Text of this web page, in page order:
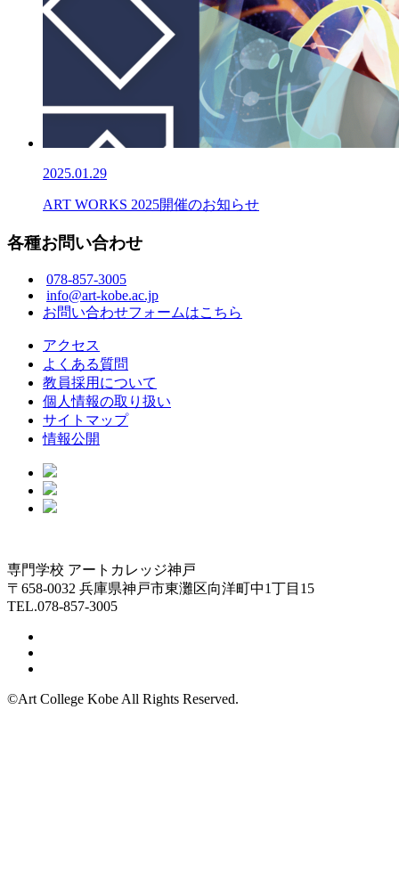
2025.01.29
ART WORKS 2025開催のお知らせ
各種お問い合わせ
078-857-3005
info@art-kobe.ac.jp
お問い合わせフォームはこちら
アクセス
よくある質問
教員採用について
個人情報の取り扱い
サイトマップ
情報公開
専門学校 アートカレッジ神戸
〒658-0032 兵庫県神戸市東灘区向洋町中1丁目15
TEL.078-857-3005
©Art College Kobe All Rights Reserved.